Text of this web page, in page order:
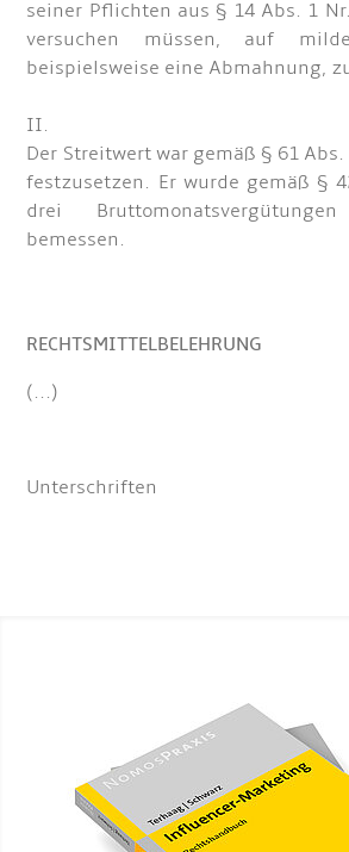
seiner Pflichten aus § 14 Abs. 1
versuchen müssen, auf
beispielsweise eine Abmahnung,
II.
Der Streitwert war gemäß § 61
festzusetzen. Er wurde gemäß §
drei
bemessen.
RECHTSMITTELBELEHRUNG
(...)
Unterschriften